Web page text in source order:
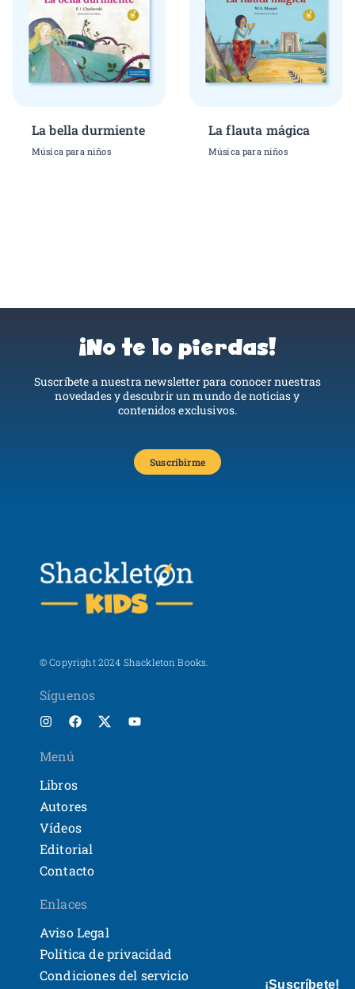
La bella durmiente
Música para niños
La flauta mágica
Música para niños
¡No te lo pierdas!
Suscríbete a nuestra newsletter para conocer nuestras
novedades y descubrir un mundo de noticias y
contenidos exclusivos.
Suscribirme
© Copyright 2024 Shackleton Books.
Síguenos
Menú
Libros
Autores
Vídeos
Editorial
Contacto
Enlaces
Aviso Legal
Política de privacidad
Condiciones del servicio
¡Suscríbete!